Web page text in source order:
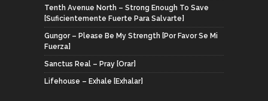
Tenth Avenue North – Strong Enough To Save
[Suficientemente Fuerte Para Salvarte]
Gungor – Please Be My Strength [Por Favor Se Mi
Fuerza]
Sanctus Real – Pray [Orar]
Lifehouse – Exhale [Exhalar]